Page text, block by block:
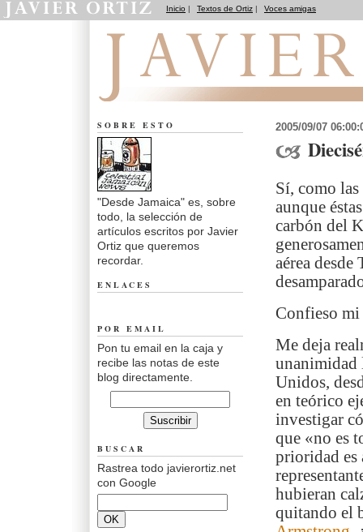
Inicio | Textos de Ortiz | Voces amigas
2005/09/07
Sí, como las
aunque
carbón del
aérea
Confieso
Me deja
unanimidad
Unidos,
en teórico
investigar
que «no es
prioridad es
hubieran
quitando el
SOBRE ESTO
"Desde Jamaica" es, sobre
todo, la selección de
artículos escritos por Javier
Ortiz que queremos
recordar.
ENLACES
POR EMAIL
Pon tu email en la caja y
recibe las notas de este
blog directamente.
BUSCAR
Rastrea todo javierortiz.net
con Google